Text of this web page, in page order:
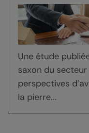
Une étude
saxon du
perspectives
la pierre...